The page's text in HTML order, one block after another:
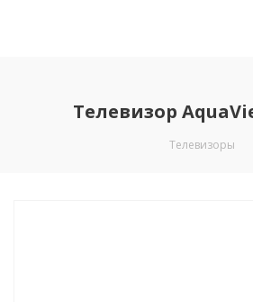
Телевизор
Телевизоры